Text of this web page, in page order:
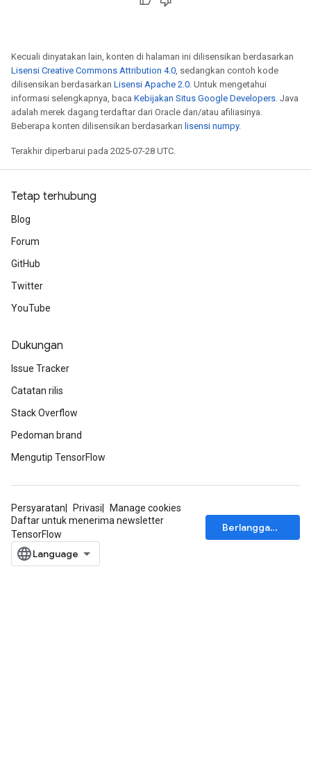
Kecuali dinyatakan lain, konten di halaman ini dilisensikan berdasarkan
Lisensi Creative Commons Attribution 4.0, sedangkan contoh kode
dilisensikan berdasarkan Lisensi Apache 2.0. Untuk mengetahui
informasi selengkapnya, baca Kebijakan Situs Google Developers. Java
adalah merek dagang terdaftar dari Oracle dan/atau afiliasinya.
Beberapa konten dilisensikan berdasarkan lisensi numpy.
Terakhir diperbarui pada 2025-07-28 UTC.
Tetap terhubung
Blog
Forum
GitHub
Twitter
YouTube
Dukungan
Issue Tracker
Catatan rilis
Stack Overflow
Pedoman brand
Mengutip TensorFlow
Persyaratan Privasi
Manage cookies
Daftar untuk menerima newsletter
TensorFlow
Berlangganan